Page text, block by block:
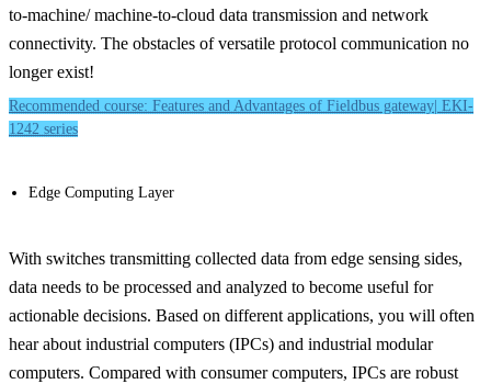
to-machine/ machine-to-cloud data transmission and network
connectivity. The obstacles of versatile protocol communication no
longer exist!
Recommended course: Features and Advantages of Fieldbus gateway| EKI-
1242 series
Edge Computing Layer
With switches transmitting collected data from edge sensing sides,
data needs to be processed and analyzed to become useful for
actionable decisions. Based on different applications, you will often
hear about industrial computers (IPCs) and industrial modular
computers. Compared with consumer computers, IPCs are robust